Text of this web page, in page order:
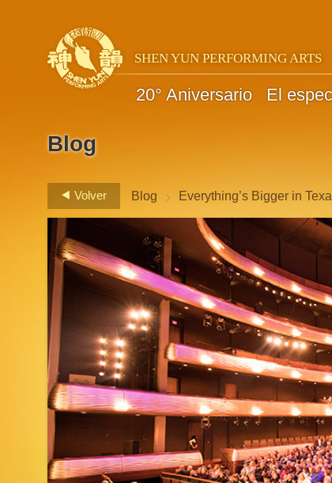
SHEN YUN PERFORMING ARTS
20° Aniversario El
Blog
Volver Blog > Everything’s Bigger in